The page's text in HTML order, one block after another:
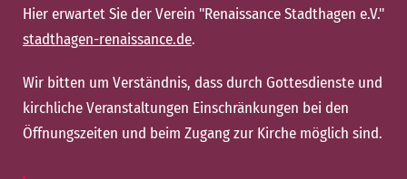
Hier erwartet Sie der Verein "Renaissance Stadthagen e.V."
stadthagen-renaissance.de.
Wir bitten um Verständnis, dass durch Gottesdienste und
kirchliche Veranstaltungen Einschränkungen bei den
Öffnungszeiten und beim Zugang zur Kirche möglich sind.